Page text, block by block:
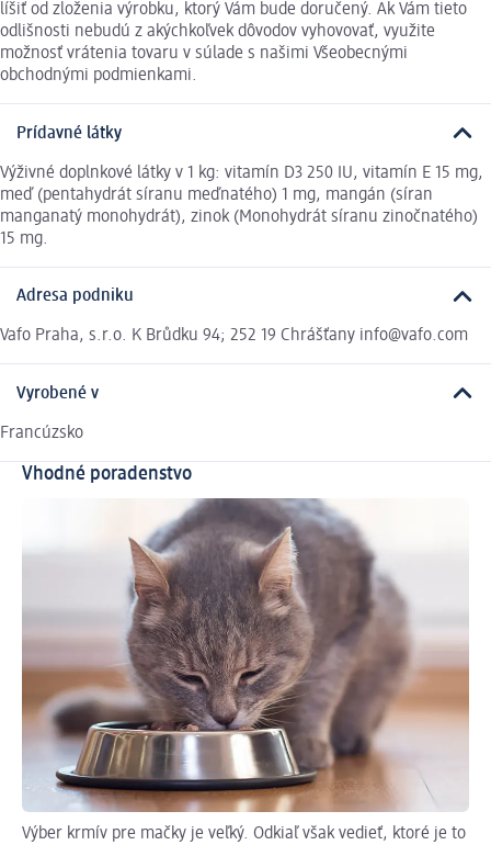
líšiť od zloženia výrobku, ktorý Vám bude doručený. Ak Vám tieto
odlišnosti nebudú z akýchkoľvek dôvodov vyhovovať, využite
možnosť vrátenia tovaru v súlade s našimi Všeobecnými
obchodnými podmienkami.
Prídavné látky
Výživné doplnkové látky v 1 kg: vitamín D3 250 IU, vitamín E 15 mg,
meď (pentahydrát síranu meďnatého) 1 mg, mangán (síran
manganatý monohydrát), zinok (Monohydrát síranu zinočnatého)
15 mg.
Adresa podniku
Vafo Praha, s.r.o. K Brůdku 94; 252 19 Chrášťany info@vafo.com
Vyrobené v
Francúzsko
Vhodné poradenstvo
Výber krmív pre mačky je veľký. Odkiaľ však vedieť, ktoré je to